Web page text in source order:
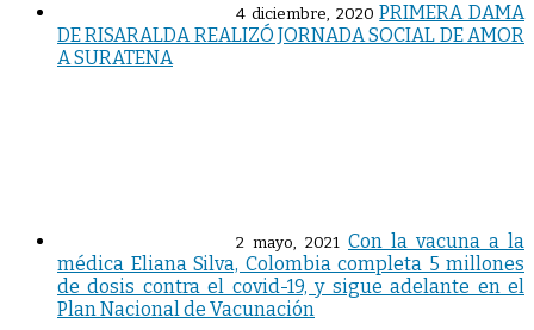
4 diciembre, 2020 PRIMERA DAMA
DE RISARALDA REALIZÓ JORNADA SOCIAL DE AMOR
A SURATENA
2 mayo, 2021 Con la vacuna a la
médica Eliana Silva, Colombia completa 5 millones
de dosis contra el covid-19, y sigue adelante en el
Plan Nacional de Vacunación